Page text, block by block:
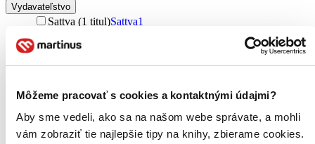
Môžeme pracovať s cookies a kontaktnými údajmi?
Aby sme vedeli, ako sa na našom webe správate, a mohli
vám zobraziť tie najlepšie tipy na knihy, zbierame cookies.
Vydavateľstvo
Sattva (1 titul)Sattva1
Väzba
Zoradiť